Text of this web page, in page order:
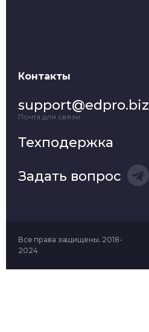
Контакты
support@edpro.biz
Почта для связи
Техподержка
Задать вопрос
Все права защищены. 2018-
2024